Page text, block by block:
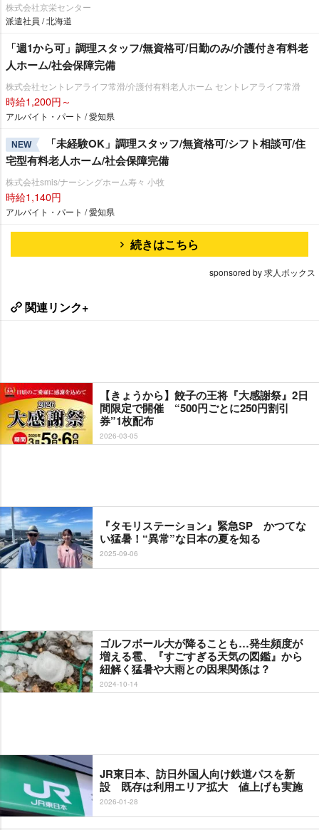
株式会社京栄センター
派遣社員 / 北海道
「週1から可」調理スタッフ/無資格可/日勤のみ/介護付き有料老
人ホーム/社会保障完備
株式会社セントレアライフ常滑/介護付有料老人ホーム セントレアライフ常滑
時給1,200円～
アルバイト・パート / 愛知県
NEW
「未経験OK」調理スタッフ/無資格可/シフト相談可/住
宅型有料老人ホーム/社会保障完備
株式会社smis/ナーシングホーム寿々 小牧
時給1,140円
アルバイト・パート / 愛知県
続きはこちら
sponsored by 求人ボックス
関連リンク+
【きょうから】餃子の王将『大感謝祭』2日
間限定で開催 “500円ごとに250円割引
券”1枚配布
2026-03-05
『タモリステーション』緊急SP かつてな
い猛暑！“異常”な日本の夏を知る
2025-09-06
ゴルフボール大が降ることも…発生頻度が
増える雹、『すごすぎる天気の図鑑』から
紐解く猛暑や大雨との因果関係は？
2024-10-14
JR東日本、訪日外国人向け鉄道パスを新
設 既存は利用エリア拡大 値上げも実施
2026-01-28